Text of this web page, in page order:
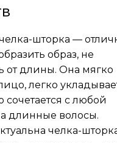
шторка —
образ, не
от длины. Она мягко
легко
сочетается с любой
длинные волосы.
челка-